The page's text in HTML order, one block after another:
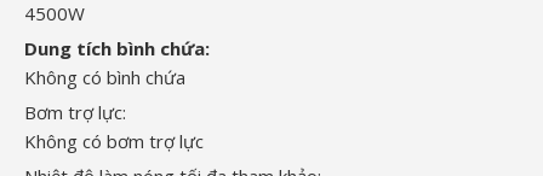
4500W
Dung tích bình chứa:
Không có bình chứa
Bơm trợ lực:
Không có bơm trợ lực